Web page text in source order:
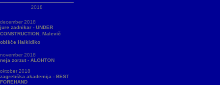
2018
december 2018
jure zadnikar - UNDER
CONSTRUCTION, Malevič
obišče Halkidiko
november 2018
neja zorzut - ALOHTON
oktober 2018
zagrebška akademija - BEST
FOREHAND